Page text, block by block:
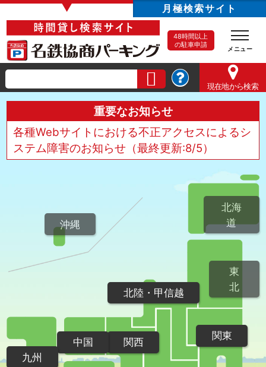
▼ 月極検索サイト
48時間以上
の駐車申請
現在地から検索
重要なお知らせ
各種Webサイトにおける不正アクセスによるシ
ステム障害のお知らせ（最終更新:8/5）
北海
道
東
北
関東
北陸・甲信越
関西
中国
九州
沖縄